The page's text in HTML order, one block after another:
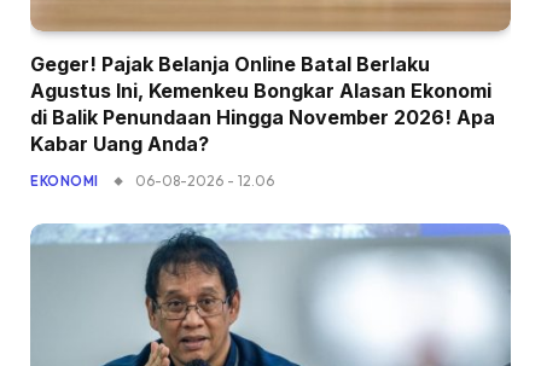
Geger! Pajak Belanja Online Batal Berlaku
Agustus Ini, Kemenkeu Bongkar Alasan Ekonomi
di Balik Penundaan Hingga November 2026! Apa
Kabar Uang Anda?
EKONOMI 06-08-2026 - 12.06